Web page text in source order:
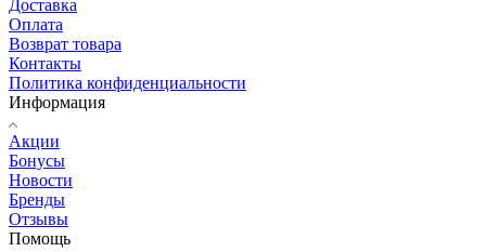
Доставка
Оплата
Возврат товара
Контакты
Политика конфиденциальности
Информация
Акции
Бонусы
Новости
Бренды
Отзывы
Помощь